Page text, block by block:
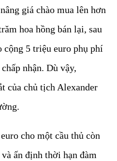
giá chào mua lên hơn
hoa hồng bán lại, sau
5 triệu euro phụ phí
nhận. Dù vậy,
của chủ tịch Alexander
cho một cầu thủ còn
ấn định thời hạn đàm